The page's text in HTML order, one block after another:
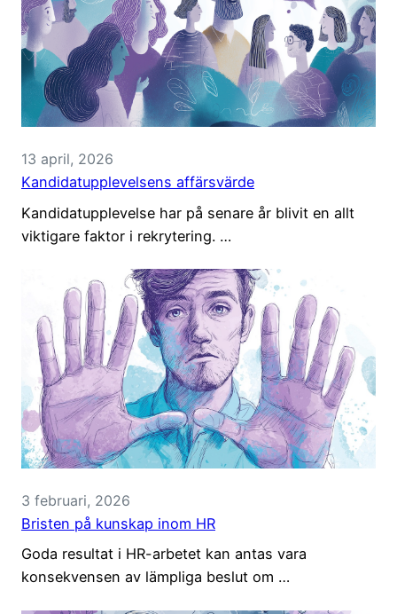
13 april, 2026
Kandidatupplevelsens affärsvärde
Kandidatupplevelse har på senare år blivit en allt
viktigare faktor i rekrytering. …
3 februari, 2026
Bristen på kunskap inom HR
Goda resultat i HR-arbetet kan antas vara
konsekvensen av lämpliga beslut om …